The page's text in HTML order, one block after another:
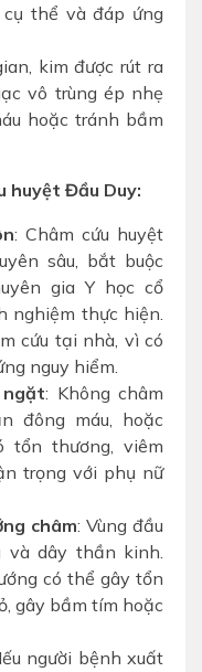
thể và đáp ứng
kim được rút ra
vô trùng ép nhẹ
hoặc tránh bầm
huyệt Đầu Duy:
: Châm cứu huyệt
sâu, bắt buộc
gia Y học cổ
nghiệm thực hiện.
cứu tại nhà, vì có
nguy hiểm.
ngặt: Không châm
đông máu, hoặc
tổn thương, viêm
trọng với phụ nữ
châm: Vùng đầu
và dây thần kinh.
có thể gây tổn
gây bầm tím hoặc
người bệnh xuất